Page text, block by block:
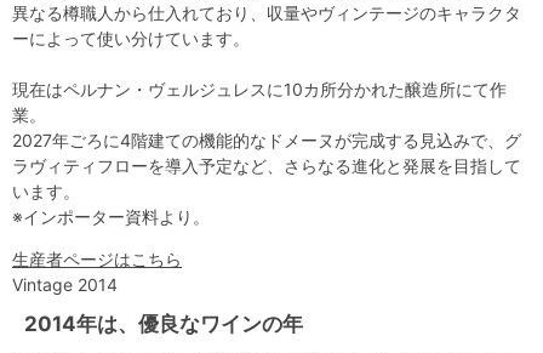
異なる樽職人から仕入れており、収量やヴィンテージのキャラクタ
ーによって使い分けています。
現在はペルナン・ヴェルジュレスに10カ所分かれた醸造所にて作
業。
2027年ごろに4階建ての機能的なドメーヌが完成する見込みで、グ
ラヴィティフローを導入予定など、さらなる進化と発展を目指して
います。
※インポーター資料より。
生産者ページはこちら
Vintage 2014
2014年は、優良なワインの年